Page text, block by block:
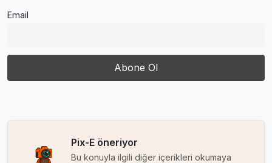
Email
Pix-E öneriyor
Bu konuyla ilgili diğer içerikleri okumaya